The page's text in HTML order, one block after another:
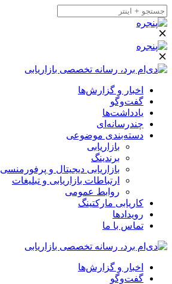
اخبار و گزارش‌ها
گفت‌وگو
یادداشت‌ها
چندرسانه‌ای
دسته‌بندی موضوعی
بازاریابی
برندینگ
بازاریابی دیجیتال و پرفورمنسی
ارتباطات بازاریابی و تبلیغات
روابط عمومی
کاریابی مارکتینگ
رویدادها
تماس با ما
اخبار و گزارش‌ها
گفت‌وگو